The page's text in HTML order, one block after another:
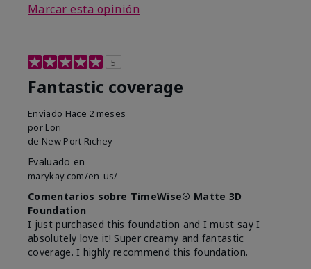
Marcar esta opinión
5
Fantastic coverage
Enviado Hace 2 meses
por Lori
de New Port Richey
Evaluado en
marykay.com/en-us/
Comentarios sobre TimeWise® Matte 3D
Foundation
I just purchased this foundation and I must say I
absolutely love it! Super creamy and fantastic
coverage. I highly recommend this foundation.